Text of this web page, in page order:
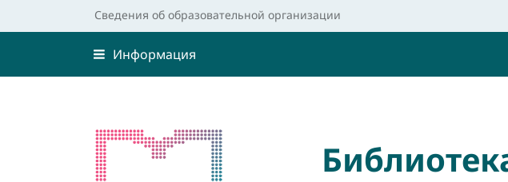
Сведения об образовательной организации
Информация